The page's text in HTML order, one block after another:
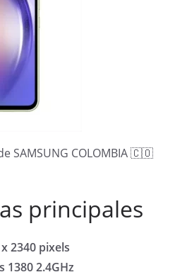
SAMSUNG COLOMBIA 🇨🇴
principales
2340 pixels
1380 2.4GHz